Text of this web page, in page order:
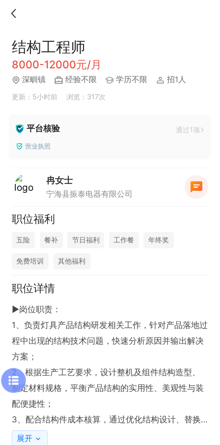
结构工程师
8000-12000元/月
深甽镇 经验不限 学历不限 招1人
更新：5小时前 浏览：317次
平台核验 通过1项
营业执照
冉女士
宁海县振泰电器有限公司
职位福利
五险 餐补 节日福利 工作餐 年终奖
免费培训 其他福利
职位详情
▶岗位职责：
1、负责灯具产品结构研发相关工作，针对产品落地过
程中出现的结构技术问题，快速分析原因并输出解决
方案；
2、根据生产工艺要求，设计整机及组件结构造型、
制定材料规格，平衡产品结构的实用性、美观性与装
配便捷性；
3、配合结构件成本核算，通过优化结构设计、替换
适配材料、提升零件通用性等方式，实现成本可控；
展开